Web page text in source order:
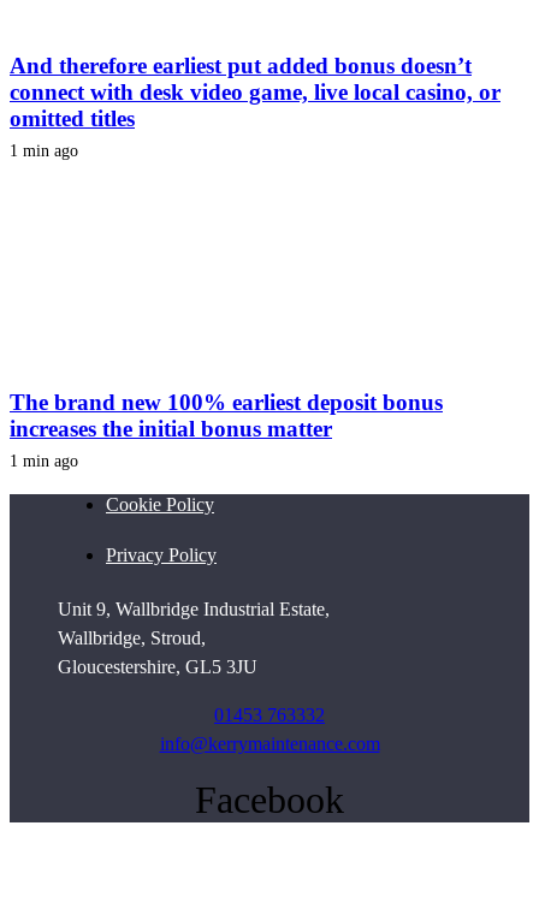
And therefore earliest put added bonus doesn’t
connect with desk video game, live local casino, or
omitted titles
1 min ago
The brand new 100% earliest deposit bonus
increases the initial bonus matter
1 min ago
Cookie Policy
Privacy Policy
Unit 9, Wallbridge Industrial Estate,
Wallbridge, Stroud,
Gloucestershire, GL5 3JU
01453 763332
info@kerrymaintenance.com
Facebook